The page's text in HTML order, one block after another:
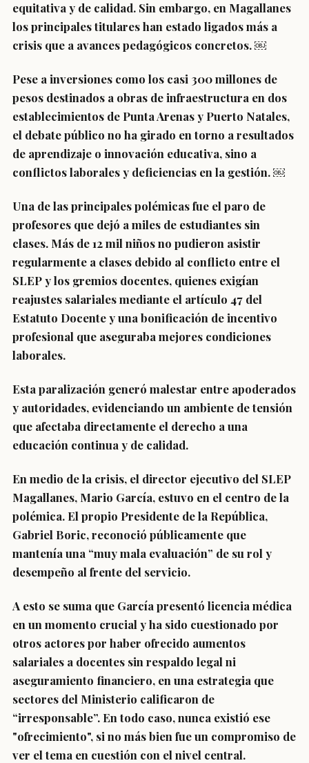
equitativa y de calidad. Sin embargo, en Magallanes
los principales titulares han estado ligados más a
crisis que a avances pedagógicos concretos. ￼
Pese a inversiones como los casi 300 millones de
pesos destinados a obras de infraestructura en dos
establecimientos de Punta Arenas y Puerto Natales,
el debate público no ha girado en torno a resultados
de aprendizaje o innovación educativa, sino a
conflictos laborales y deficiencias en la gestión. ￼
Una de las principales polémicas fue el paro de
profesores que dejó a miles de estudiantes sin
clases. Más de 12 mil niños no pudieron asistir
regularmente a clases debido al conflicto entre el
SLEP y los gremios docentes, quienes exigían
reajustes salariales mediante el artículo 47 del
Estatuto Docente y una bonificación de incentivo
profesional que aseguraba mejores condiciones
laborales.
Esta paralización generó malestar entre apoderados
y autoridades, evidenciando un ambiente de tensión
que afectaba directamente el derecho a una
educación continua y de calidad.
En medio de la crisis, el director ejecutivo del SLEP
Magallanes, Mario García, estuvo en el centro de la
polémica. El propio Presidente de la República,
Gabriel Boric, reconoció públicamente que
mantenía una “muy mala evaluación” de su rol y
desempeño al frente del servicio.
A esto se suma que García presentó licencia médica
en un momento crucial y ha sido cuestionado por
otros actores por haber ofrecido aumentos
salariales a docentes sin respaldo legal ni
aseguramiento financiero, en una estrategia que
sectores del Ministerio calificaron de
“irresponsable”. En todo caso, nunca existió ese
"ofrecimiento", si no más bien fue un compromiso de
ver el tema en cuestión con el nivel central.